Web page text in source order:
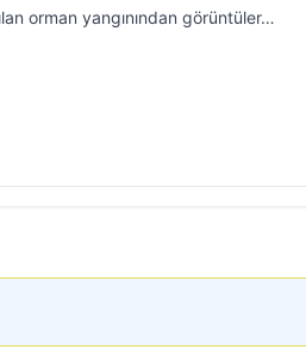
orman yangınından görüntüler…